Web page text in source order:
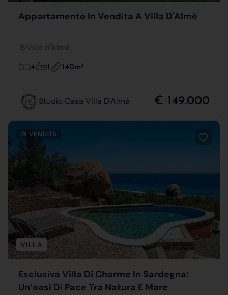
Appartamento In Vendita A Villa D'Almè
Villa d'Almè
4 1 140m2
Studio Casa Villa D'Almé € 149.000
IN VENDITA
VILLA
Esclusiva Villa Di Charme In Sardegna:
Un’oasi Di Pace Tra Natura E Mare